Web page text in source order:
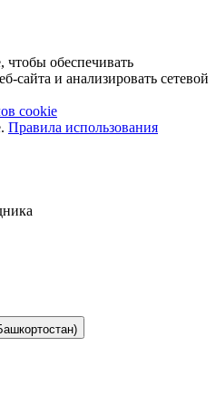
обеспечивать
сайта и анализировать сетевой
cookie
Правила использования